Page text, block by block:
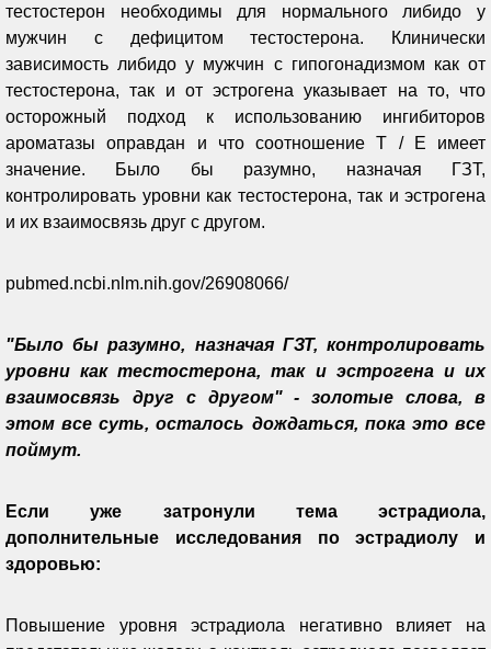
тестостерон необходимы для нормального либидо у
мужчин с дефицитом тестостерона. Клинически
зависимость либидо у мужчин с гипогонадизмом как от
тестостерона, так и от эстрогена указывает на то, что
осторожный подход к использованию ингибиторов
ароматазы оправдан и что соотношение T / E имеет
значение. Было бы разумно, назначая ГЗТ,
контролировать уровни как тестостерона, так и эстрогена
и их взаимосвязь друг с другом.
pubmed.ncbi.nlm.nih.gov/26908066/
"Было бы разумно, назначая ГЗТ, контролировать
уровни как тестостерона, так и эстрогена и их
взаимосвязь друг с другом" - золотые слова, в
этом все суть, осталось дождаться, пока это все
поймут.
Если уже затронули тема эстрадиола,
дополнительные исследования по эстрадиолу и
здоровью:
Повышение уровня эстрадиола негативно влияет на